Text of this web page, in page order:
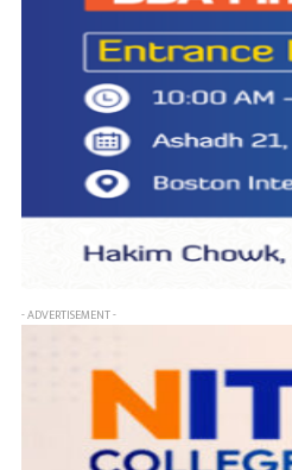
- ADVERTISEMENT -